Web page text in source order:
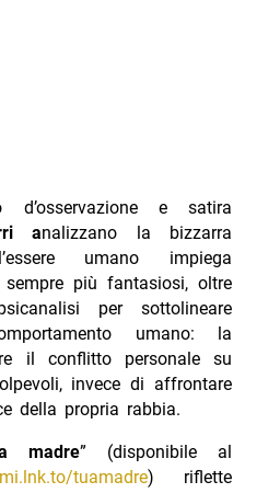
d’osservazione e satira
analizzano la bizzarra
umano impiega
sempre più fantasiosi, oltre
per sottolineare
umano: la
il conflitto personale su
invece di affrontare
della propria rabbia.
madre” (disponibile al
tuamadre) riflette